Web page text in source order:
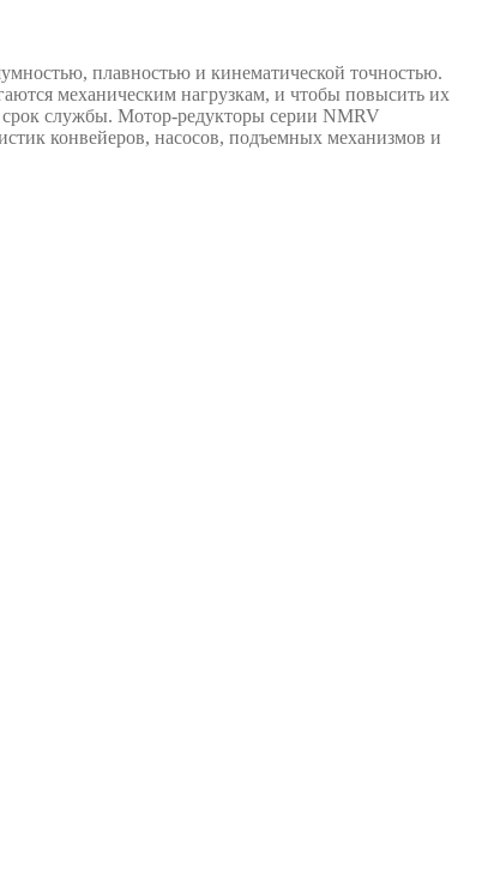
плавностью и кинематической точностью.
механическим нагрузкам, и чтобы повысить их
срок службы. Мотор-редукторы серии NMRV
конвейеров, насосов, подъемных механизмов и